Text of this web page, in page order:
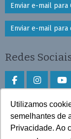
Utilizamos
semelhantes de
Privacidade. Ao
Enviar e-mail para
Enviar e-mail para
Redes
Faça download
Play Store e App